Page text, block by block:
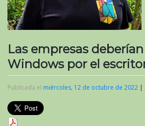
Las empresas
Windows por el
Publicada el miércoles, 12 de octubre de 2022 |